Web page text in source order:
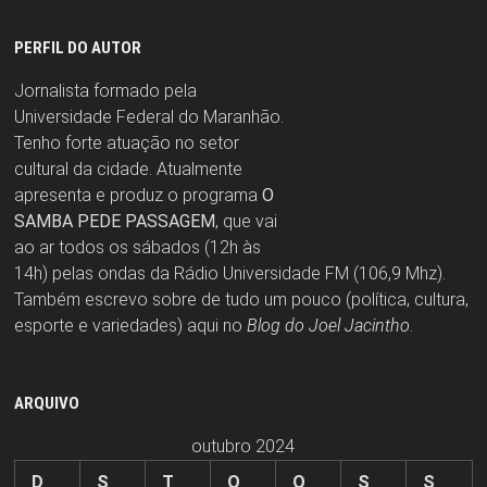
PERFIL DO AUTOR
Jornalista formado pela
Universidade Federal do Maranhão.
Tenho forte atuação no setor
cultural da cidade. Atualmente
apresenta e produz o programa O
SAMBA PEDE PASSAGEM, que vai
ao ar todos os sábados (12h às
14h) pelas ondas da Rádio Universidade FM (106,9 Mhz).
Também escrevo sobre de tudo um pouco (política, cultura,
esporte e variedades) aqui no Blog do Joel Jacintho.
ARQUIVO
outubro 2024
D
S T Q Q S S